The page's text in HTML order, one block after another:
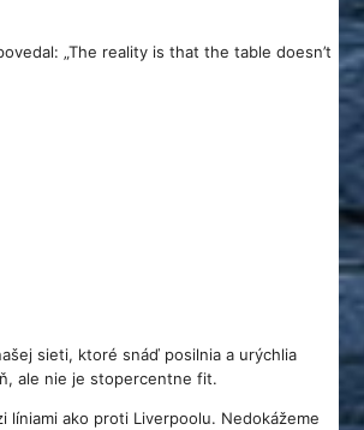
„The reality is that the table doesn’t
sieti, ktoré snáď posilnia a urýchlia
ale nie je stopercentne fit.
líniami ako proti Liverpoolu. Nedokážeme